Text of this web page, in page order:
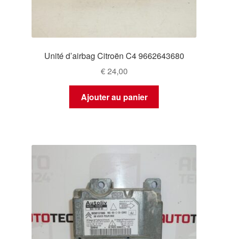
Unité d’airbag Citroën C4 9662643680
€24,00
Ajouter au panier